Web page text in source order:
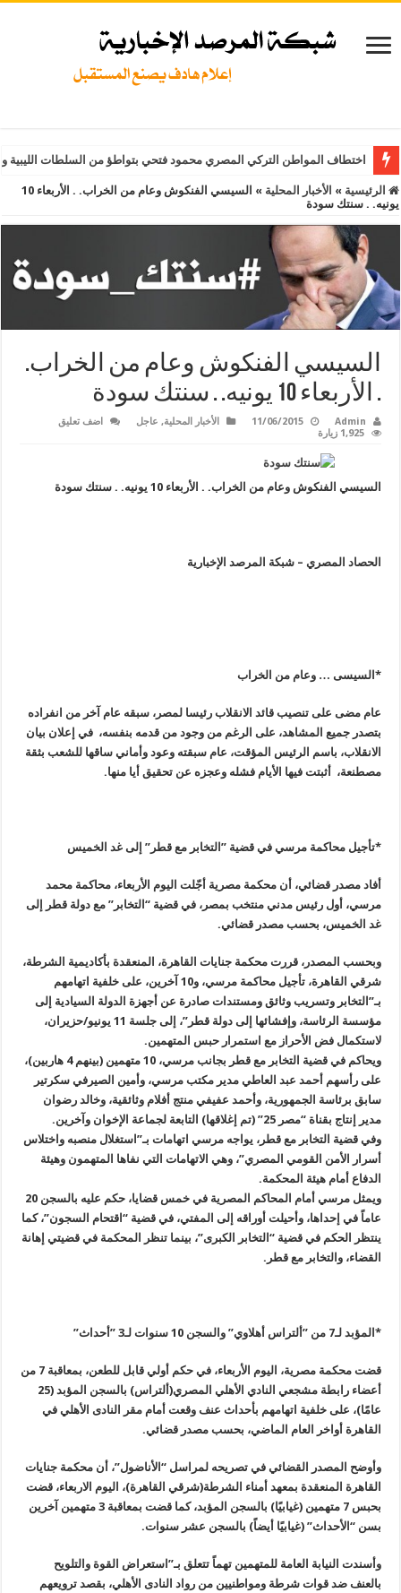
اختطاف المواطن التركي المصري محمود فتحي بتواطؤ من السلطات
الرئيسية » الأخبار المحلية »
السيسي الفنكوش وعام من الخراب. . الأربعاء 10
يونيه. . سنتك سودة
السيسي الفنكوش وعام من الخراب.
. الأربعاء 10 يونيه. . سنتك سودة
Admin
11/06/2015 الأخبار المحلية, عاجل
اضف تعليق
1,925 زيارة
السيسي الفنكوش وعام من الخراب. . الأربعاء 10 يونيه. . سنتك سودة
الحصاد المصري – شبكة المرصد الإخبارية
*السيسى … وعام من الخراب
عام مضى على تنصيب قائد الانقلاب رئيسا لمصر، سبقه عام آخر من انفراده
بتصدر جميع المشاهد، على الرغم من وجود من قدمه بنفسه، في إعلان بيان
الانقلاب، باسم الرئيس المؤقت، عام سبقته وعود وأماني ساقها للشعب بثقة
مصطنعة، أثبتت فيها الأيام فشله وعجزه عن تحقيق أيا منها.
*تأجيل محاكمة مرسي في قضية ”التخابر مع قطر” إلى غد الخميس
أفاد مصدر قضائي، أن محكمة مصرية أجّلت اليوم الأربعاء، محاكمة محمد
مرسي، أول رئيس مدني منتخب بمصر، في قضية “التخابر”مع دولة قطر إلى
غد الخميس، بحسب مصدر قضائي.
وبحسب المصدر، قررت محكمة جنايات القاهرة، المنعقدة بأكاديمية الشرطة،
شرقي القاهرة، تأجيل محاكمة ‏مرسي، و10 آخرين، على خلفية اتهامهم
بـ”التخابر وتسريب وثائق ومستندات ‏صادرة عن أجهزة الدولة السيادية إلى
مؤسسة الرئاسة، وإفشائها إلى دولة قطر”، إلى جلسة 11 يونيو/حزيران،
لاستكمال فض الأحراز مع استمرار حبس المتهمين.
ويحاكم في قضية التخابر مع قطر بجانب مرسي، 10 متهمين (بينهم 4 هاربين
)،
على رأسهم أحمد عبد العاطي مدير مكتب مرسي، وأمين الصيرفي سكرتير
سابق برئاسة الجمهورية، وأحمد عفيفي منتج أفلام وثائقية، وخالد رضوان
مدير إنتاج بقناة “مصر 25” (تم إغلاقها) التابعة لجماعة الإخوان وآخرين
.
وفي قضية التخابر مع قطر، يواجه مرسي اتهامات بـ”استغلال منصبه واختلاس
أسرار الأمن القومي المصري”، وهي الاتهامات التي نفاها المتهمون وهيئة
الدفاع أمام هيئة المحكمة.
ويمثل مرسي أمام المحاكم المصرية في خمس قضايا، حكم عليه بالسجن 20
عاماً في إحداها، وأحيلت أوراقه إلى المفتي، في قضية “اقتحام السجون”، كما
ينتظر الحكم في قضية “التخابر الكبرى”، بينما تنظر المحكمة في قضيتي إهانة
القضاء، والتخابر مع قطر .
*المؤبد لـ7 من ”ألتراس أهلاوي” والسجن 10 سنوات لـ3 ”أحداث ”
قضت محكمة مصرية، اليوم الأربعاء، في حكم أولي قابل للطعن، بمعاقبة 7 من
أعضاء رابطة مشجعي النادي الأهلي المصري(ألتراس)
بالسجن المؤبد (25
عامًا)، على خلفية اتهامهم بأحداث عنف وقعت أمام مقر النادى الأهلي في
القاهرة أواخر العام الماضي، بحسب مصدر قضائي.
وأوضح المصدر القضائي في تصريحه لمراسل “الأناضول”، أن محكمة جنايات
القاهرة المنعقدة بمعهد أمناء الشرطة(شرقي القاهرة)، اليوم الاربعاء، قضت
بحبس 7 متهمين (غيابيًا) بالسجن المؤبد، كما قضت بمعاقبة 3 متهمين آخرين
بسن “الأحداث” (غيابيًا أيضاً) بالسجن عشر سنوات.
وأسندت النيابة العامة للمتهمين تهماً تتعلق بـ”استعراض القوة والتلويح
بالعنف ضد قوات شرطة ومواطنيين من رواد النادى الأهلي، بقصد ترويعهم